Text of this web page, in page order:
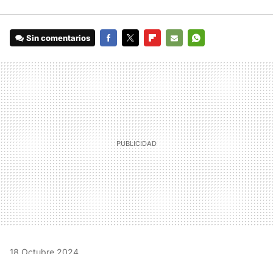
Sin comentarios
MAIL